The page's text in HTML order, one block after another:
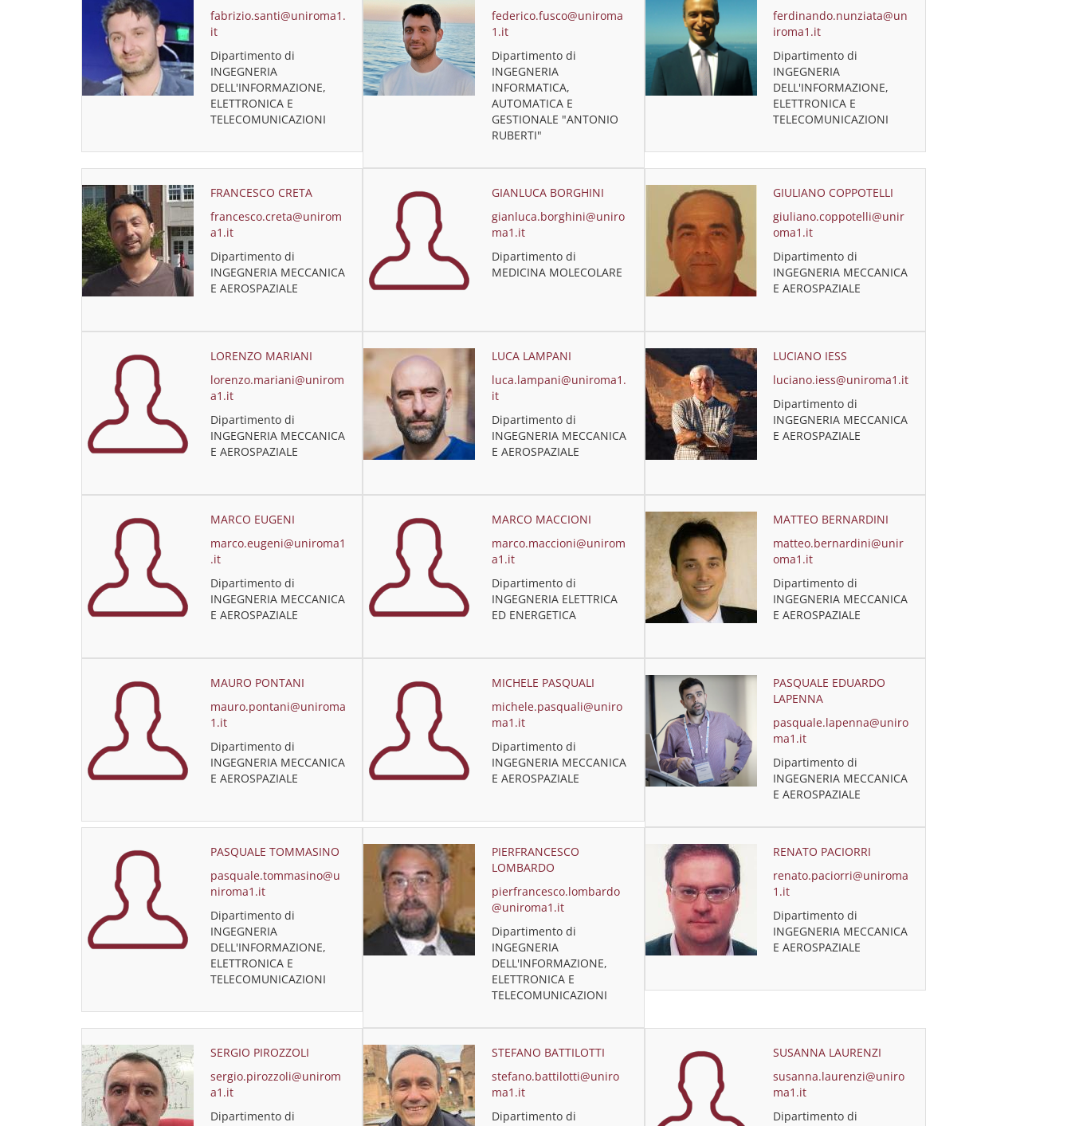
fabrizio.santi@uniroma1.
it
Dipartimento di
INGEGNERIA
DELL'INFORMAZIONE,
ELETTRONICA E
TELECOMUNICAZIONI
federico.fusco@uniroma
1.it
Dipartimento di
INGEGNERIA
INFORMATICA,
AUTOMATICA E
GESTIONALE "ANTONIO
RUBERTI"
ferdinando.nunziata@un
iroma1.it
Dipartimento di
INGEGNERIA
DELL'INFORMAZIONE,
ELETTRONICA E
TELECOMUNICAZIONI
FRANCESCO CRETA
francesco.creta@unirom
a1.it
Dipartimento di
INGEGNERIA MECCANICA
E AEROSPAZIALE
GIANLUCA BORGHINI
gianluca.borghini@uniro
ma1.it
Dipartimento di
MEDICINA MOLECOLARE
GIULIANO COPPOTELLI
giuliano.coppotelli@unir
oma1.it
Dipartimento di
INGEGNERIA MECCANICA
E AEROSPAZIALE
LORENZO MARIANI
lorenzo.mariani@unirom
a1.it
Dipartimento di
INGEGNERIA MECCANICA
E AEROSPAZIALE
LUCA LAMPANI
luca.lampani@uniroma1.
it
Dipartimento di
INGEGNERIA MECCANICA
E AEROSPAZIALE
LUCIANO IESS
luciano.iess@uniroma1.it
Dipartimento di
INGEGNERIA MECCANICA
E AEROSPAZIALE
MARCO EUGENI
marco.eugeni@uniroma1
.it
Dipartimento di
INGEGNERIA MECCANICA
E AEROSPAZIALE
MARCO MACCIONI
marco.maccioni@unirom
a1.it
Dipartimento di
INGEGNERIA ELETTRICA
ED ENERGETICA
MATTEO BERNARDINI
matteo.bernardini@unir
oma1.it
Dipartimento di
INGEGNERIA MECCANICA
E AEROSPAZIALE
MAURO PONTANI
mauro.pontani@uniroma
1.it
Dipartimento di
INGEGNERIA MECCANICA
E AEROSPAZIALE
MICHELE PASQUALI
michele.pasquali@uniro
ma1.it
Dipartimento di
INGEGNERIA MECCANICA
E AEROSPAZIALE
PASQUALE EDUARDO
LAPENNA
pasquale.lapenna@uniro
ma1.it
Dipartimento di
INGEGNERIA MECCANICA
E AEROSPAZIALE
PASQUALE TOMMASINO
pasquale.tommasino@u
niroma1.it
Dipartimento di
INGEGNERIA
DELL'INFORMAZIONE,
ELETTRONICA E
TELECOMUNICAZIONI
PIERFRANCESCO
LOMBARDO
pierfrancesco.lombardo
@uniroma1.it
Dipartimento di
INGEGNERIA
DELL'INFORMAZIONE,
ELETTRONICA E
TELECOMUNICAZIONI
RENATO PACIORRI
renato.paciorri@uniroma
1.it
Dipartimento di
INGEGNERIA MECCANICA
E AEROSPAZIALE
SERGIO PIROZZOLI
sergio.pirozzoli@unirom
a1.it
Dipartimento di
STEFANO BATTILOTTI
stefano.battilotti@uniro
ma1.it
Dipartimento di
SUSANNA LAURENZI
susanna.laurenzi@uniro
ma1.it
Dipartimento di